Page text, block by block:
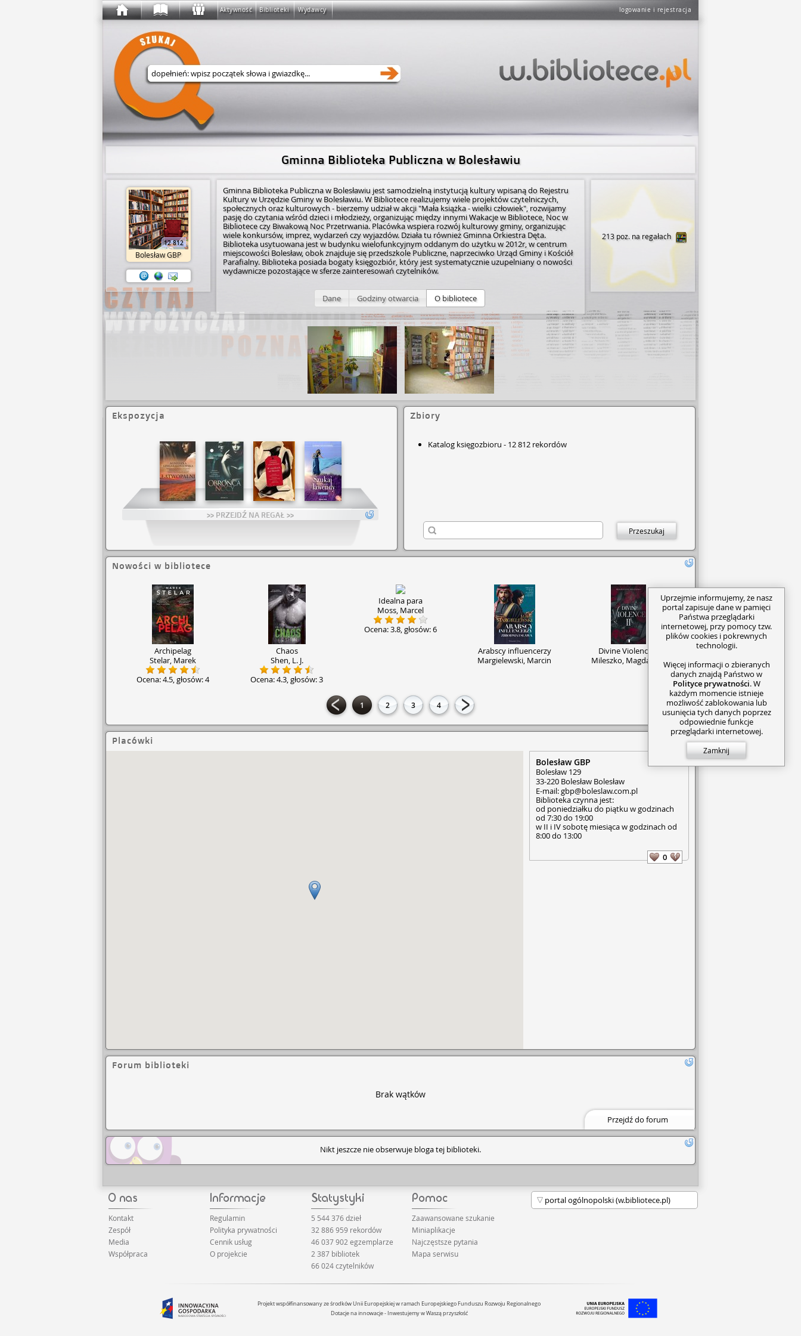
logowanie i rejestracja
Aktywność Biblioteki Wydawcy
Wyszukaj w serwisie
Gminna Biblioteka Publiczna w Bolesławiu
Bolesław GBP
12 812
Gminna Biblioteka Publiczna w Bolesławiu jest samodzielną instytucją kultury wpisaną do Rejestru
Kultury w Urzędzie Gminy w Bolesławiu. W Bibliotece realizujemy wiele projektów czytelniczych,
społecznych oraz kulturowych - bierzemy udział w akcji "Mała książka - wielki człowiek", rozwijamy
pasję do czytania wśród dzieci i młodzieży, organizując między innymi Wakacje w Bibliotece, Noc w
Bibliotece czy Biwakową Noc Przetrwania. Placówka wspiera rozwój kulturowy gminy, organizując
wiele konkursów, imprez, wydarzeń czy wyjazdów. Działa tu również Gminna Orkiestra Dęta.
Biblioteka usytuowana jest w budynku wielofunkcyjnym oddanym do użytku w 2012r, w centrum
miejscowości Bolesław, obok znajduje się przedszkole Publiczne, naprzeciwko Urząd Gminy i Kościół
Parafialny. Biblioteka posiada bogaty księgozbiór, który jest systematycznie uzupelniany o nowości
wydawnicze pozostające w sferze zainteresowań czytelników.
Dane Godziny otwarcia O bibliotece
213 poz. na regałach
Ekspozycja
Brak pozycji
>> PRZEJDŹ NA REGAŁ >>
Zbiory
Katalog księgozbioru - 12 812 rekordów
Przeszukaj
Nowości w bibliotece
Archipelag
Stelar, Marek
Ocena:4.5, głosów:4
Chaos
Shen, L. J.
Ocena:4.3, głosów:3
Idealna para
Moss, Marcel
Ocena:3.8, głosów:6
Arabscy influencerzy
Margielewski, Marcin
Divine Violence II
Mileszko, Magdalena
1 2 3 4
Placówki
Pokaż wszystkie
Bolesław GBP
Bolesław 129
33-220 Bolesław Bolesław
E-mail: gbp@boleslaw.com.pl
Biblioteka czynna jest:
od poniedziałku do piątku w godzinach
od 7:30 do 19:00
w II i IV sobotę miesiąca w godzinach od
8:00 do 13:00
0
Forum biblioteki
Brak wątków
Przejdź do forum
Nikt jeszcze nie obserwuje bloga tej biblioteki.
Kontakt
Zespół
Media
Współpraca
Regulamin
Polityka prywatności
Cennik usług
O projekcie
5 544 376 dzieł
32 886 959 rekordów
46 037 902 egzemplarze
2 387 bibliotek
66 024 czytelników
Zaawansowane szukanie
Miniaplikacje
Najczęstsze pytania
Mapa serwisu
Projekt współfinansowany ze środków Unii Europejskiej w ramach Europejskiego Funduszu Rozwoju Regionalnego
Dotacje na innowacje - Inwestujemy w Waszą przyszłość
Uprzejmie informujemy, że nasz
portal zapisuje dane w pamięci
Państwa przeglądarki
internetowej, przy pomocy tzw.
plików cookies i pokrewnych
technologii.
Więcej informacji o zbieranych
danych znajdą Państwo w
Polityce prywatności. W
każdym momencie istnieje
możliwość zablokowania lub
usunięcia tych danych poprzez
odpowiednie funkcje
przeglądarki internetowej.
Zamknij